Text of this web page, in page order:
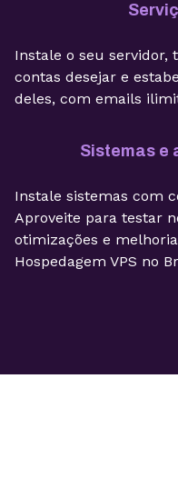
Instale o seu servidor,
contas desejar e
deles, com emails
Sistemas e
Instale sistemas com
Aproveite para testar
otimizações e
Hospedagem VPS no